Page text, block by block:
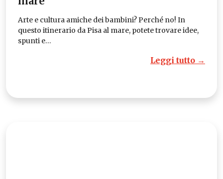
Arte e cultura amiche dei bambini? Perché no! In
questo itinerario da Pisa al mare, potete trovare idee,
spunti e…
Leggi tutto →